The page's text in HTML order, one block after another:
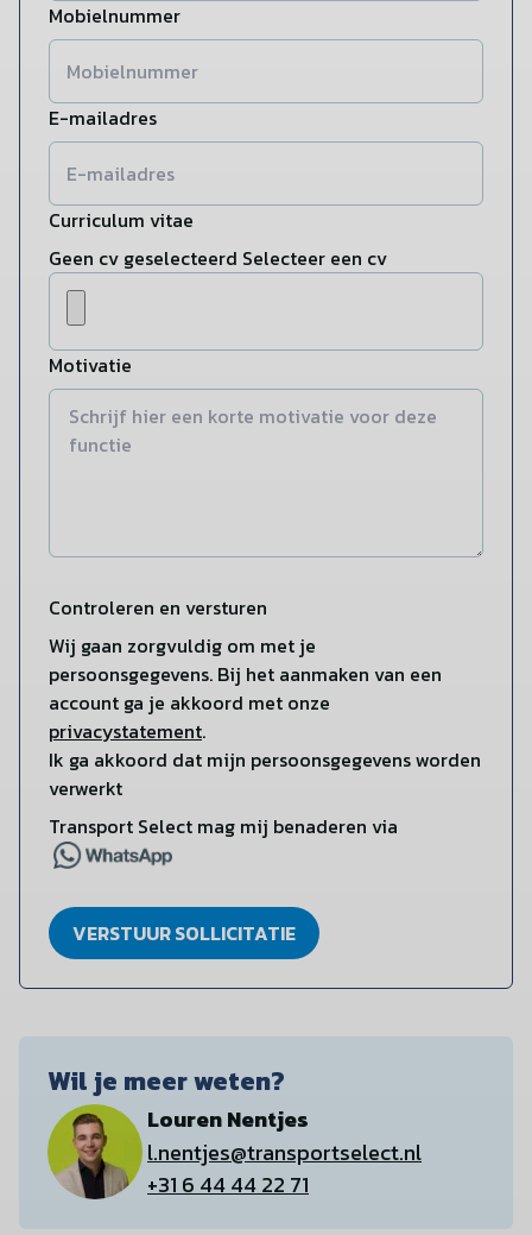
Mobielnummer
E-mailadres
Curriculum vitae
Geen cv geselecteerd Selecteer een cv
Motivatie
Controleren en versturen
Wij gaan zorgvuldig om met je
persoonsgegevens. Bij het aanmaken van een
account ga je akkoord met onze
privacystatement.
Ik ga akkoord dat mijn persoonsgegevens worden
verwerkt
Transport Select mag mij benaderen via
VERSTUUR SOLLICITATIE
Wil je meer weten?
Louren Nentjes
l.nentjes@transportselect.nl
+31 6 44 44 22 71